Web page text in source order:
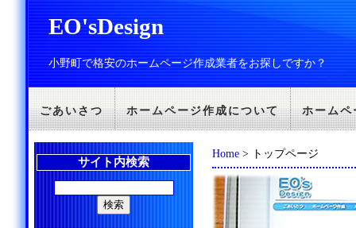
EO'sDesign
小野町で格安のホームページ作成業者をお探しですか？
ごあいさつ ホームページ作成について ホームペ
Home > トップページ
サイト内検索